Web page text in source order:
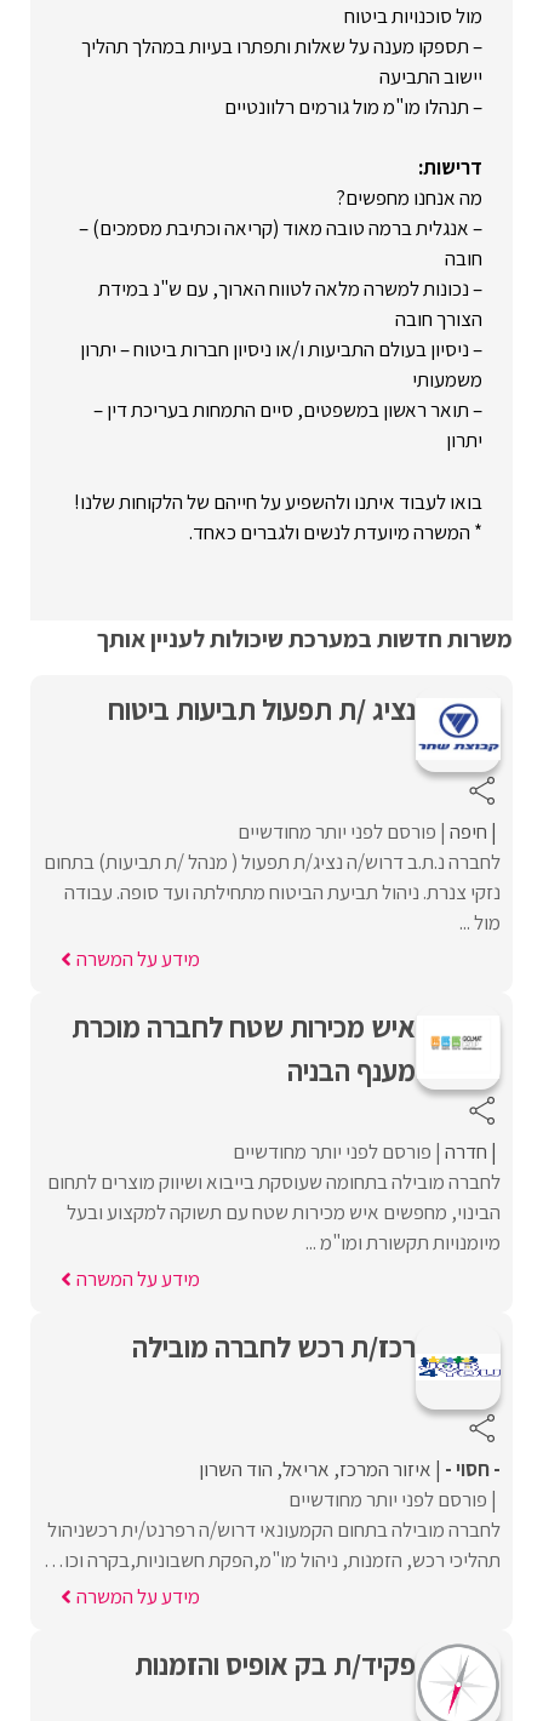
מול סוכנויות ביטוח
– תספקו מענה על שאלות ותפתרו בעיות במהלך תהליך
יישוב התביעה
– תנהלו מו"מ מול גורמים רלוונטיים
דרישות:
מה אנחנו מחפשים?
– אנגלית ברמה טובה מאוד (קריאה וכתיבת מסמכים) –
חובה
– נכונות למשרה מלאה לטווח הארוך, עם ש"נ במידת
הצורך חובה
– ניסיון בעולם התביעות ו/או ניסיון חברות ביטוח – יתרון
משמעותי
– תואר ראשון במשפטים, סיים התמחות בעריכת דין –
יתרון
בואו לעבוד איתנו ולהשפיע על חייהם של הלקוחות שלנו!
* המשרה מיועדת לנשים ולגברים כאחד.
משרות חדשות במערכת שיכולות לעניין אותך
נציג /ת תפעול תביעות ביטוח
חיפה פורסם לפני יותר מחודשיים
לחברה נ.ת.ב דרוש/ה נציג/ת תפעול ( מנהל /ת תביעות) בתחום
נזקי צנרת. ניהול תביעת הביטוח מתחילתה ועד סופה. עבודה
מול ...
מידע על המשרה
איש מכירות שטח לחברה מוכרת
מענף הבניה
חדרה פורסם לפני יותר מחודשיים
לחברה מובילה בתחומה שעוסקת בייבוא ושיווק מוצרים לתחום
הבינוי, מחפשים איש מכירות שטח עם תשוקה למקצוע ובעל
מיומנויות תקשורת ומו"מ ...
מידע על המשרה
רכז/ת רכש לחברה מובילה
- חסוי - איזור המרכז אריאל הוד השרון
פורסם לפני יותר מחודשיים
לחברה מובילה בתחום הקמעונאי דרוש/ה רפרנט/ית רכשניהול
תהליכי רכש, הזמנות, ניהול מו"מ,הפקת חשבוניות,בקרה וכו…
מידע על המשרה
פקיד/ת בק אופיס והזמנות